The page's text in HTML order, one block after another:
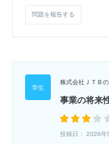
問題を報告する
株式会社ＪＴＢ
事業の将来
投稿日： 2026年